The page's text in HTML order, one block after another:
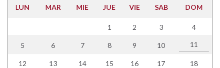
LUN MAR MIE JUE VIE SAB DOM
1 2 3 4
5 6 7 8 9 10 11
12 13 14 15 16 17 18